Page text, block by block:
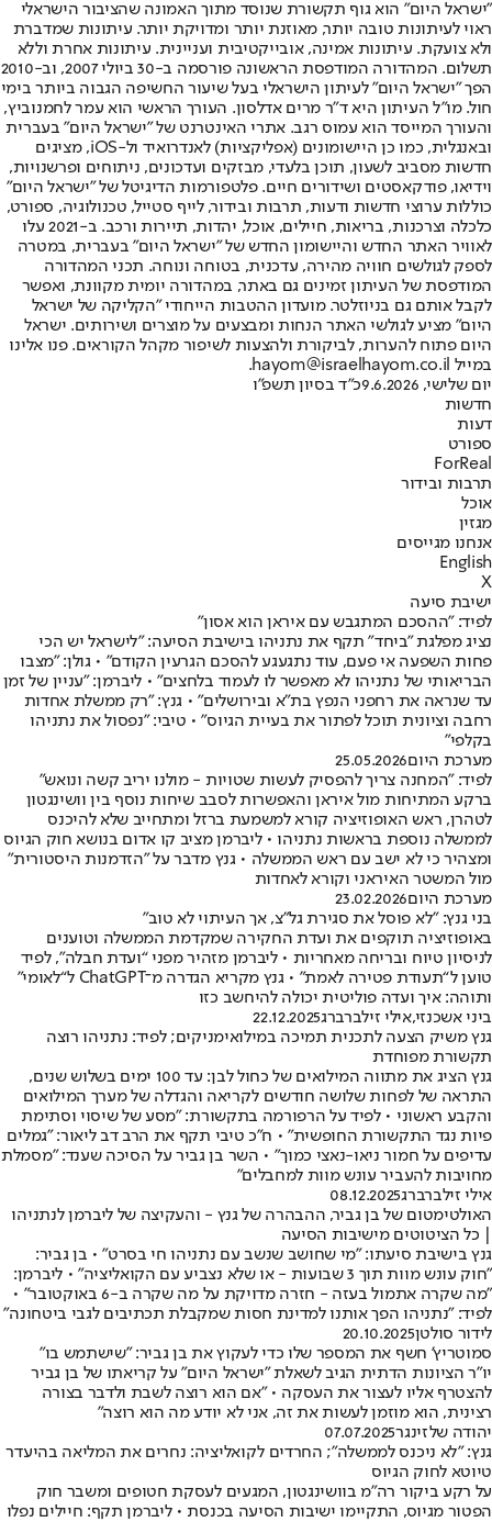
"ישראל היום" הוא גוף תקשורת שנוסד מתוך האמונה שהציבור הישראלי
ראוי לעיתונות טובה יותר, מאוזנת יותר ומדויקת יותר. עיתונות שמדברת
ולא צועקת. עיתונות אמינה, אובייקטיבית ועניינית. עיתונות אחרת וללא
תשלום. המהדורה המודפסת הראשונה פורסמה ב-30 ביולי 2007, וב-2010
הפך "ישראל היום" לעיתון הישראלי בעל שיעור החשיפה הגבוה ביותר בימי
חול. מו"ל העיתון היא ד"ר מרים אדלסון. העורך הראשי הוא עמר לחמנוביץ,
והעורך המייסד הוא עמוס רגב. אתרי האינטרנט של "ישראל היום" בעברית
ובאנגלית, כמו כן היישומונים (אפליקציות) לאנדרואיד ול-iOS, מציגים
חדשות מסביב לשעון, תוכן בלעדי, מבזקים ועדכונים, ניתוחים ופרשנויות,
וידיאו, פודקאסטים ושידורים חיים. פלטפורמות הדיגיטל של "ישראל היום"
כוללות ערוצי חדשות ודעות, תרבות ובידור, לייף סטייל, טכנולוגיה, ספורט,
כלכלה וצרכנות, בריאות, חיילים, אוכל, יהדות, תיירות ורכב. ב-2021 עלו
לאוויר האתר החדש והיישומון החדש של "ישראל היום" בעברית, במטרה
לספק לגולשים חוויה מהירה, עדכנית, בטוחה ונוחה. תכני המהדורה
המודפסת של העיתון זמינים גם באתר, במהדורה יומית מקוונת, ואפשר
לקבל אותם גם בניוזלטר. מועדון ההטבות הייחודי "הקליקה של ישראל
היום" מציע לגולשי האתר הנחות ומבצעים על מוצרים ושירותים. ישראל
היום פתוח להערות, לביקורת ולהצעות לשיפור מקהל הקוראים. פנו אלינו
במייל hayom@israelhayom.co.il.
יום שלישי, 9.6.2026
כ"ד בסיון תשפ"ו
חדשות
דעות
ספורט
ForReal
תרבות ובידור
אוכל
מגזין
אנחנו מגייסים
English
X
ישיבת סיעה
לפיד: "ההסכם המתגבש עם איראן הוא אסון"
נציג מפלגת "ביחד" תקף את נתניהו בישיבת הסיעה: "לישראל יש הכי
פחות השפעה אי פעם, עוד נתגעגע להסכם הגרעין הקודם" • גולן: "מצבו
הבריאותי של נתניהו לא מאפשר לו לעמוד בלחצים" • ליברמן: "עניין של זמן
עד שנראה את רחפני הנפץ בת"א ובירושלים" • גנץ: "רק ממשלת אחדות
רחבה וציונית תוכל לפתור את בעיית הגיוס" • טיבי: "נפסול את נתניהו
בקלפי"
מערכת היום25.05.2026
לפיד: "המחנה צריך להפסיק לעשות שטויות - מולנו יריב קשה ונואש"
ברקע המתיחות מול איראן והאפשרות לסבב שיחות נוסף בין וושינגטון
לטהרן, ראש האופוזיציה קורא למשמעת ברזל ומתחייב שלא להיכנס
לממשלה נוספת בראשות נתניהו • ליברמן מציב קו אדום בנושא חוק הגיוס
ומצהיר כי לא ישב עם ראש הממשלה • גנץ מדבר על "הזדמנות היסטורית"
מול המשטר האיראני וקורא לאחדות
מערכת היום23.02.2026
בני גנץ: "לא פוסל את סגירת גל"צ, אך העיתוי לא טוב"
באופוזיציה תוקפים את ועדת החקירה שמקדמת הממשלה וטוענים
לניסיון טיוח ובריחה מאחריות • ליברמן מזהיר מפני “ועדת חבלה”, לפיד
טוען ל“תעודת פטירה לאמת” • גנץ מקריא הגדרה מ־ChatGPT ל“לאומי”
ותוהה: איך ועדה פוליטית יכולה להיחשב כזו
ביני אשכנזי,אילי זילברברג22.12.2025
גנץ משיק הצעה לתכנית תמיכה במילואימניקים; לפיד: נתניהו רוצה
תקשורת מפוחדת
גנץ הציג את מתווה המילואים של כחול לבן: עד 100 ימים בשלוש שנים,
התראה של לפחות שלושה חודשים לקריאה והגדלה של מערך המילואים
והקבע ראשוני • לפיד על הרפורמה בתקשורת: "מסע של שיסוי וסתימת
פיות נגד התקשורת החופשית" • ח"כ טיבי תקף את הרב דב ליאור: "גמלים
עדיפים על חמור ניאו-נאצי כמוך" • השר בן גביר על הסיכה שענד: "מסמלת
מחויבות להעביר עונש מוות למחבלים"
אילי זילברברג08.12.2025
האולטימטום של בן גביר, ההבהרה של גנץ - והעקיצה של ליברמן לנתניהו
| כל הציטוטים מישיבות הסיעה
גנץ בישיבת סיעתו: "מי שחושב שנשב עם נתניהו חי בסרט" • בן גביר:
"חוק עונש מוות תוך 3 שבועות - או שלא נצביע עם הקואליציה" • ליברמן:
"מה שקרה אתמול בעזה - חזרה מדויקת על מה שקרה ב-6 באוקטובר" •
לפיד: "נתניהו הפך אותנו למדינת חסות שמקבלת תכתיבים לגבי ביטחונה"
לידור סולטן20.10.2025
סמוטריץ' חשף את המספר שלו כדי לעקוץ את בן גביר: "שישתמש בו"
יו"ר הציונות הדתית הגיב לשאלת "ישראל היום" על קריאתו של בן גביר
להצטרף אליו לעצור את העסקה • "אם הוא רוצה לשבת ולדבר בצורה
רצינית, הוא מוזמן לעשות את זה, אני לא יודע מה הוא רוצה"
יהודה שלזינגר07.07.2025
גנץ: "לא ניכנס לממשלה"; ‏החרדים לקואליציה: נחרים את המליאה בהיעדר
טיוטא לחוק הגיוס
על רקע ביקור רה"מ בוושינגטון, המגעים לעסקת חטופים ומשבר חוק
הפטור מגיוס, התקיימו ישיבות הסיעה בכנסת • ליברמן תקף: חיילים נפלו